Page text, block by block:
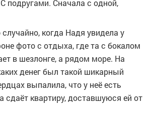
подругами. Сначала с одной,
когда Надя увидела у
фото с отдыха, где та с бокалом
в шезлонге, а рядом море. На
денег был такой шикарный
выпалила, что у неё есть
сдаёт квартиру, доставшуюся ей от